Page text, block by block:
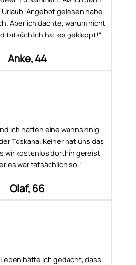
Angebot gelesen habe,
Aber ich dachte, warum nicht
tatsächlich hat es geklappt!“
Anke, 44
ich hatten eine wahnsinnig
Toskana. Keiner hat uns das
wir kostenlos dorthin gereist
es war tatsächlich so.“
Olaf, 66
Leben hätte ich gedacht, dass